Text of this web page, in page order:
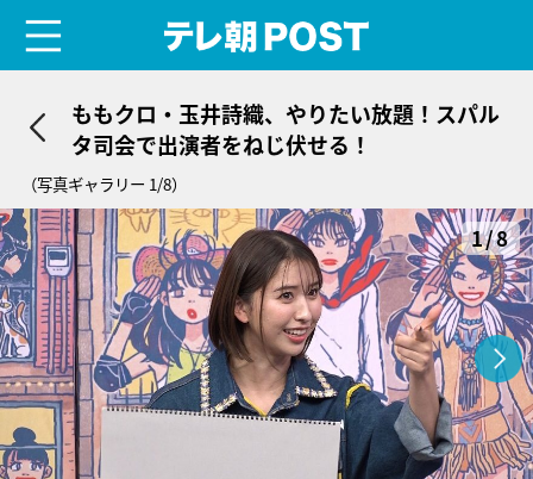
ももクロ・玉井詩織、やりたい放題！スパル
タ司会で出演者をねじ伏せる！
（写真ギャラリー 1/8）
1/8